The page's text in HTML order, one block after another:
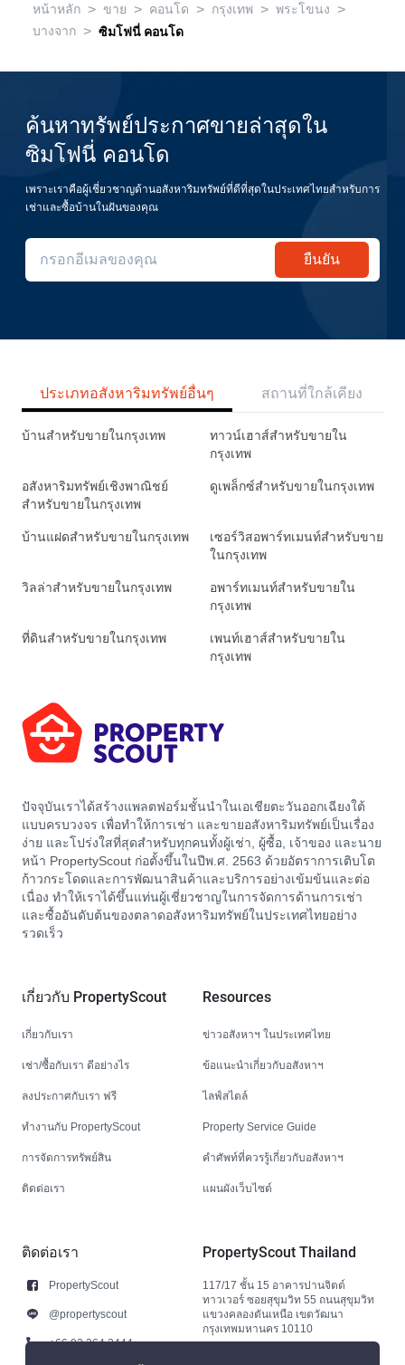
หน้าหลัก > ขาย > คอนโด > กรุงเทพ > พระโขนง >
บางจาก > ซิมโฟนี่ คอนโด
ค้นหาทรัพย์ประกาศขายล่าสุดใน
ซิมโฟนี่ คอนโด
เพราะเราคือผู้เชี่ยวชาญด้านอสังหาริมทรัพย์ที่ดีที่สุดในประเทศไทยสำหรับการ
เช่าและซื้อบ้านในฝันของคุณ
ยืนยัน
ประเภทอสังหาริมทรัพย์อื่นๆ สถานที่ใกล้เคียง
บ้านสำหรับขายในกรุงเทพ
ทาวน์เฮาส์สำหรับขายใน
กรุงเทพ
อสังหาริมทรัพย์เชิงพาณิชย์
สำหรับขายในกรุงเทพ
ดูเพล็กซ์สำหรับขายในกรุงเทพ
บ้านแฝดสำหรับขายในกรุงเทพ
เซอร์วิสอพาร์ทเมนท์สำหรับขาย
ในกรุงเทพ
วิลล่าสำหรับขายในกรุงเทพ
อพาร์ทเมนท์สำหรับขายใน
กรุงเทพ
ที่ดินสำหรับขายในกรุงเทพ
เพนท์เฮาส์สำหรับขายใน
กรุงเทพ
ปัจจุบันเราได้สร้างแพลตฟอร์มชั้นนำในเอเชียตะวันออกเฉียงใต้
แบบครบวงจร เพื่อทำให้การเช่า และขายอสังหาริมทรัพย์เป็นเรื่อง
ง่าย และโปร่งใสที่สุดสำหรับทุกคนทั้งผู้เช่า, ผู้ซื้อ, เจ้าของ และนาย
หน้า PropertyScout ก่อตั้งขึ้นในปีพ.ศ. 2563 ด้วยอัตราการเติบโต
ก้าวกระโดดและการพัฒนาสินค้าและบริการอย่างเข้มข้นและต่อ
เนื่อง ทำให้เราได้ขึ้นแท่นผู้เชี่ยวชาญในการจัดการด้านการเช่า
และซื้ออันดับต้นของตลาดอสังหาริมทรัพย์ในประเทศไทยอย่าง
รวดเร็ว
เกี่ยวกับ PropertyScout
เกี่ยวกับเรา
เช่า/ซื้อกับเรา ดีอย่างไร
ลงประกาศกับเรา ฟรี
ทำงานกับ PropertyScout
การจัดการทรัพย์สิน
ติดต่อเรา
Resources
ข่าวอสังหาฯ ในประเทศไทย
ข้อแนะนำเกี่ยวกับอสังหาฯ
ไลฟ์สไตล์
Property Service Guide
คำศัพท์ที่ควรรู้เกี่ยวกับอสังหาฯ
แผนผังเว็บไซต์
ติดต่อเรา
PropertyScout
@propertyscout
+66 92 264 3444
PropertyScout Thailand
117/17 ชั้น 15 อาคารปานจิตต์
ทาวเวอร์ ซอยสุขุมวิท 55 ถนนสุขุมวิท
แขวงคลองตันเหนือ เขตวัฒนา
กรุงเทพมหานคร 10110